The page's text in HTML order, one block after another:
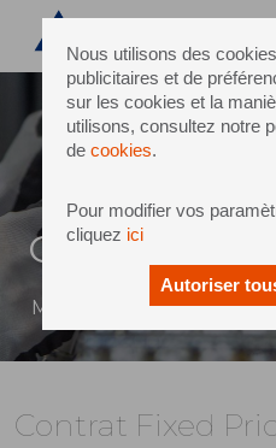
Nous utilisons des
publicitaires et de
sur les cookies et la
utilisons, consultez notre
de cookies.
Pour modifier vos
cliquez ici
Autoriser
Contrat Fixed
Maintenance
Contrat Fixed